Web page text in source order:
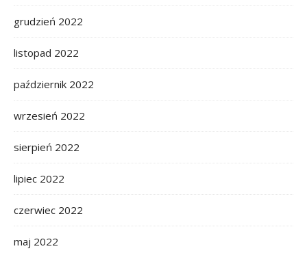
grudzień 2022
listopad 2022
październik 2022
wrzesień 2022
sierpień 2022
lipiec 2022
czerwiec 2022
maj 2022